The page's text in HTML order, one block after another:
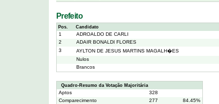
Prefeito
Pos. Candidato
1
ADROALDO DE CARLI
2
ADAIR BONALDI FLORES
3
AYLTON DE JESUS MARTINS MAGALH�ES
Nulos
Brancos
Quadro-Resumo da Votação Majoritária
Aptos
328
Comparecimento
277
84.45%